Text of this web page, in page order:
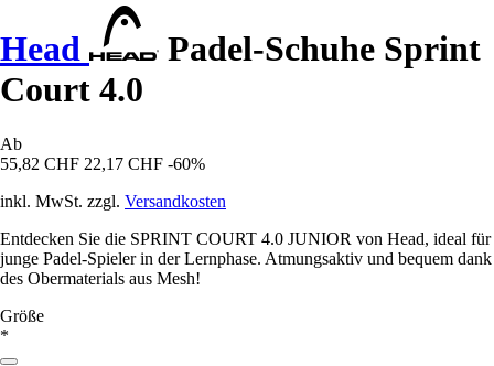
Head
Padel-Schuhe Sprint
Court 4.0
Ab
55,82 CHF 22,17 CHF -60%
inkl. MwSt. zzgl. Versandkosten
Entdecken Sie die SPRINT COURT 4.0 JUNIOR von Head, ideal für
junge Padel-Spieler in der Lernphase. Atmungsaktiv und bequem dank
des Obermaterials aus Mesh!
Größe
*